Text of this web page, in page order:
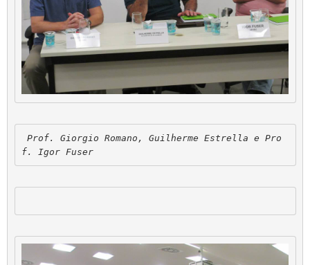
Prof. Giorgio Romano, Guilherme Estrella e Pro
f. Igor Fuser